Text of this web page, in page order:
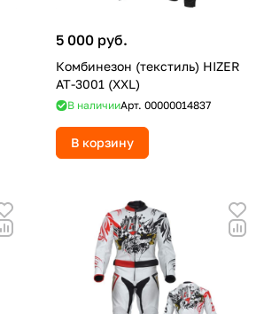
5 000 руб.
Комбинезон (текстиль) HIZER
AT-3001 (XXL)
В наличииАрт. 00000014837
В корзину